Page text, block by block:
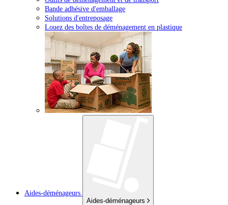
Bande adhésive d'emballage
Solutions d'entreposage
Louez des boîtes de déménagement en plastique
Aides-déménageurs
Aides-déménageurs